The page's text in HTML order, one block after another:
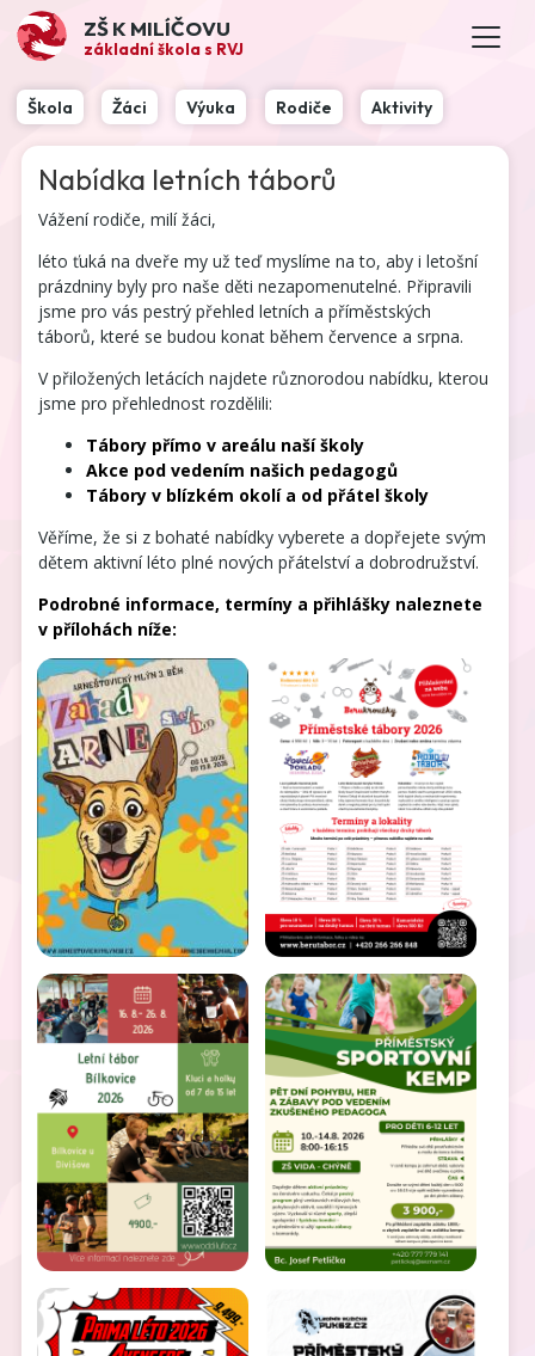
ZŠ K MILÍČOVU
základní škola s RVJ
Škola Žáci Výuka Rodiče Aktivity
Nabídka letních táborů
Vážení rodiče, milí žáci,
léto ťuká na dveře my už teď myslíme na to, aby i letošní
prázdniny byly pro naše děti nezapomenutelné. Připravili
jsme pro vás pestrý přehled letních a příměstských
táborů, které se budou konat během července a srpna.
V přiložených letácích najdete různorodou nabídku, kterou
jsme pro přehlednost rozdělili:
Tábory přímo v areálu naší školy
Akce pod vedením našich pedagogů
Tábory v blízkém okolí a od přátel školy
Věříme, že si z bohaté nabídky vyberete a dopřejete svým
dětem aktivní léto plné nových přátelství a dobrodružství.
Podrobné informace, termíny a přihlášky naleznete
v přílohách níže: